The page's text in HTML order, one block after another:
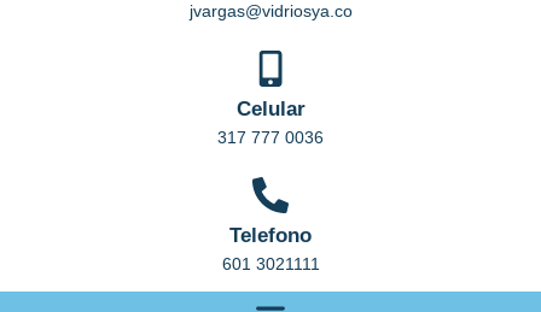
jvargas@vidriosya.co
Celular
317 777 0036
Telefono
601 3021111